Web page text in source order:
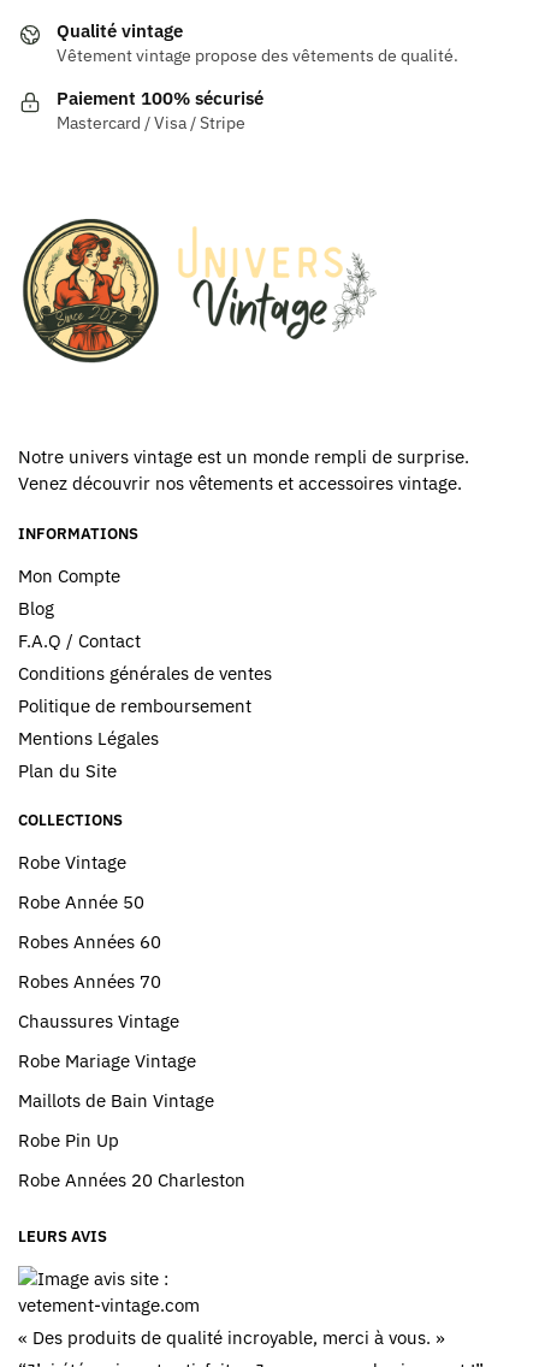
peuvent
choisies
produit
être
Qualité vintage
Vêtement vintage propose des vêtements de qualité.
Paiement 100% sécurisé
Mastercard / Visa / Stripe
Notre univers vintage est un monde rempli de surprise.
Venez découvrir nos vêtements et accessoires vintage.
INFORMATIONS
Mon Compte
Blog
F.A.Q / Contact
Conditions générales de ventes
Politique de remboursement
Mentions Légales
Plan du Site
COLLECTIONS
Robe Vintage
Robe Année 50
Robes Années 60
Robes Années 70
Chaussures Vintage
Robe Mariage Vintage
Maillots de Bain Vintage
Robe Pin Up
Robe Années 20 Charleston
LEURS AVIS
« Des produits de qualité incroyable, merci à vous. »